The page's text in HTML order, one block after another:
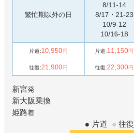
繁忙期以外の日
8/11-14
8/17・21-23
10/9-12
10/16-18
片道:10,950円 片道:11,150円
往復:21,900円 往復:22,300円
新宮発
新大阪乗換
姫路着
片道 往復